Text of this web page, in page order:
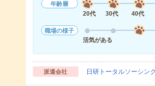
年齢層
20代
30代 40代
職場の様子
活気がある
派遣会社 日研トータルソーシ